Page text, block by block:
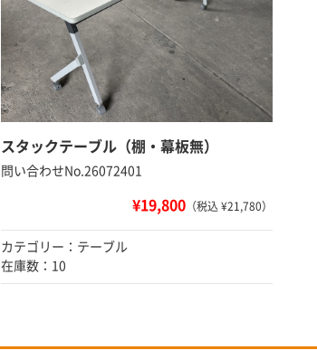
スタックテーブル（棚・幕板無）
問い合わせNo.26072401
¥19,800 （税込 ¥21,780）
カテゴリー：テーブル
在庫数：10